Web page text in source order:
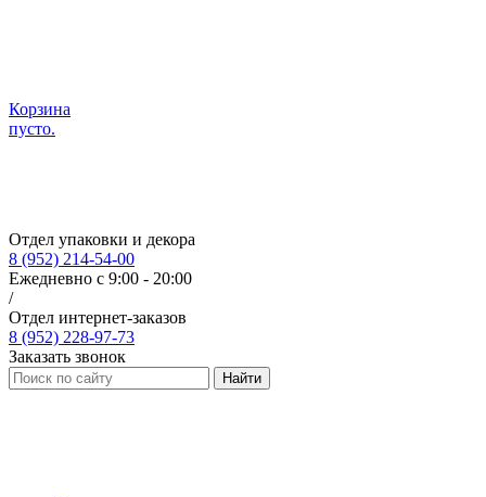
Корзина
пусто.
Отдел упаковки и декора
8 (952) 214-54-00
Ежедневно с 9:00 - 20:00
/
Отдел интернет-заказов
8 (952) 228-97-73
Заказать звонок
Найти